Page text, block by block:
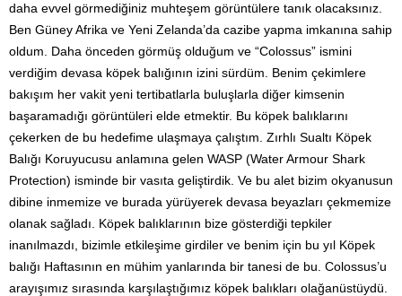
daha evvel görmediğiniz muhteşem görüntülere tanık olacaksınız.
Ben Güney Afrika ve Yeni Zelanda’da cazibe yapma imkanına sahip
oldum. Daha önceden görmüş olduğum ve “Colossus” ismini
verdiğim devasa köpek balığının izini sürdüm. Benim çekimlere
bakışım her vakit yeni tertibatlarla buluşlarla diğer kimsenin
başaramadığı görüntüleri elde etmektir. Bu köpek balıklarını
çekerken de bu hedefime ulaşmaya çalıştım. Zırhlı Sualtı Köpek
Balığı Koruyucusu anlamına gelen WASP (Water Armour Shark
Protection) isminde bir vasıta geliştirdik. Ve bu alet bizim okyanusun
dibine inmemize ve burada yürüyerek devasa beyazları çekmemize
olanak sağladı. Köpek balıklarının bize gösterdiği tepkiler
inanılmazdı, bizimle etkileşime girdiler ve benim için bu yıl Köpek
balığı Haftasının en mühim yanlarında bir tanesi de bu. Colossus’u
arayışımız sırasında karşılaştığımız köpek balıkları olağanüstüydü.